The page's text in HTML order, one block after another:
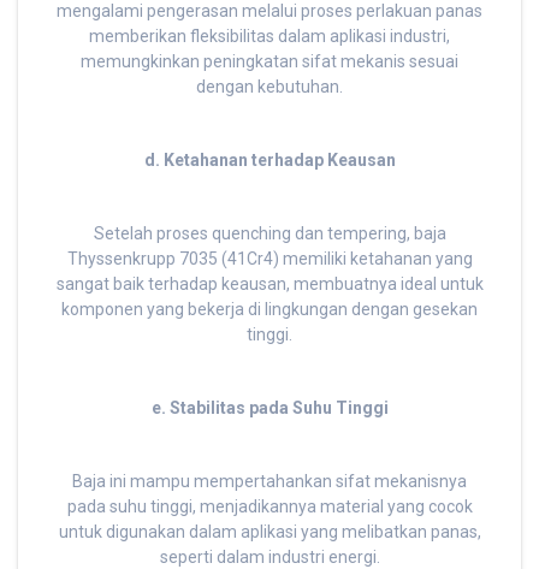
mengalami pengerasan melalui proses perlakuan panas
memberikan fleksibilitas dalam aplikasi industri,
memungkinkan peningkatan sifat mekanis sesuai
dengan kebutuhan.
d. Ketahanan terhadap Keausan
Setelah proses quenching dan tempering, baja
Thyssenkrupp 7035 (41Cr4) memiliki ketahanan yang
sangat baik terhadap keausan, membuatnya ideal untuk
komponen yang bekerja di lingkungan dengan gesekan
tinggi.
e. Stabilitas pada Suhu Tinggi
Baja ini mampu mempertahankan sifat mekanisnya
pada suhu tinggi, menjadikannya material yang cocok
untuk digunakan dalam aplikasi yang melibatkan panas,
seperti dalam industri energi.